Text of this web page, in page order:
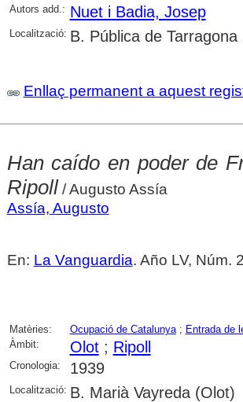
Autors add.: Nuet i Badia, Josep
Localització: B. Pública de Tarragona
Enllaç permanent a aquest
Han caído en poder de
Ripoll/ Augusto Assía
Assía, Augusto
En: La Vanguardia. Año LV, Núm.
Matèries: Ocupació de Catalunya; Entrada de
Àmbit:
Olot; Ripoll
Cronologia: 1939
Localització: B. Marià Vayreda (Olot)